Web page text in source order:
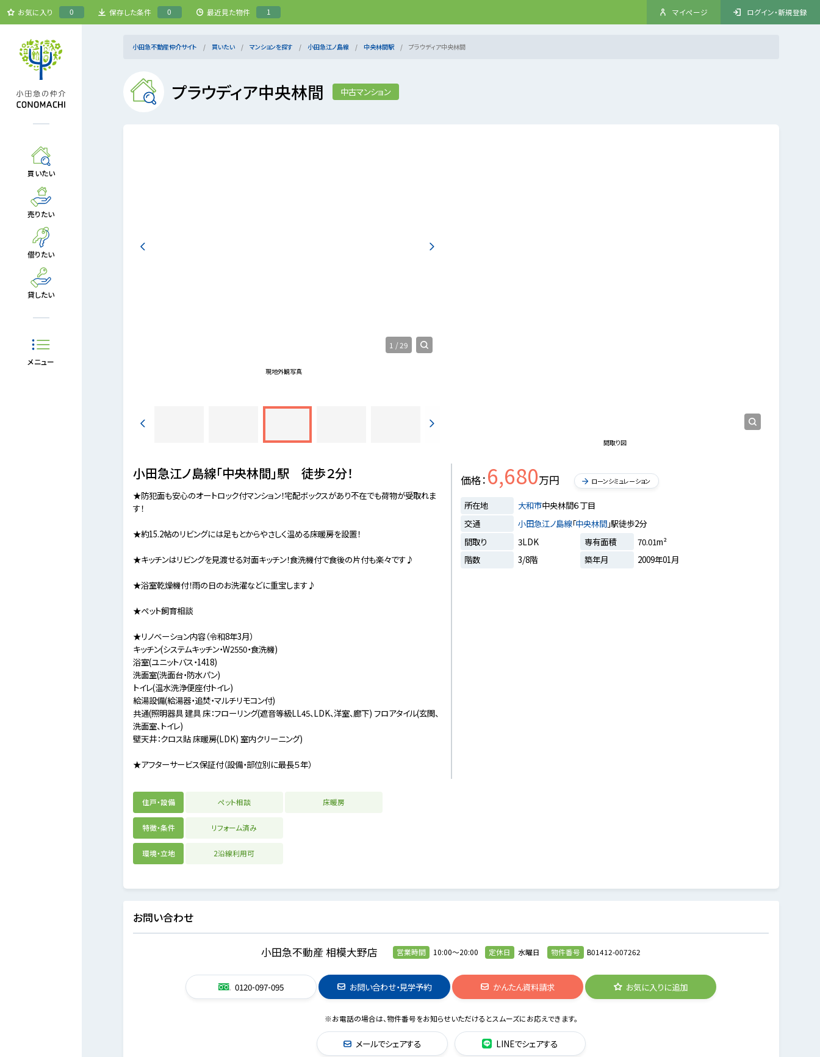
お気に入り 0 保存した条件 0 最近見た物件 1 マイページ ログイン・新規登録
買いたい
売りたい
借りたい
貸したい
メニュー
小田急不動産仲介サイト 買いたい マンションを探す 小田急江ノ島線 中央林間駅 プラウディア中央林間
プラウディア中央林間 中古マンション
現地外観写真
1 / 29
間取り図
小田急江ノ島線「中央林間」駅 徒歩２分！
★防犯面も安心のオートロック付マンション！宅配ボックスがあり不在でも荷物が受取れま
す！
★約15.2帖のリビングには足もとからやさしく温める床暖房を設置！
★キッチンはリビングを見渡せる対面キッチン！食洗機付で食後の片付も楽々です♪
★浴室乾燥機付！雨の日のお洗濯などに重宝します♪
★ペット飼育相談
★リノベーション内容（令和8年3月）
キッチン(システムキッチン・W2550・食洗機)
浴室(ユニットバス・1418)
洗面室(洗面台・防水パン)
トイレ(温水洗浄便座付トイレ)
給湯設備(給湯器・追焚・マルチリモコン付)
共通(照明器具 建具 床：フローリング(遮音等級LL45、LDK、洋室、廊下) フロアタイル(玄関、
洗面室、トイレ)
壁天井：クロス貼 床暖房(LDK) 室内クリーニング)
★アフターサービス保証付（設備・部位別に最長５年）
価格 6,680万円 ローンシミュレーション
所在地 大和市中央林間６丁目
交通
小田急江ノ島線「中央林間」駅徒歩2分
間取り
3LDK 専有面積
70.01m²
階数
3/8階 築年月 2009年01月
住戸・設備 ペット相談 床暖房
特徴・条件 リフォーム済み
環境・立地 2沿線利用可
お問い合わせ
小田急不動産 相模大野店 営業時間 10:00～20:00 定休日 水曜日 物件番号 B01412-007262
0120-097-095 お問い合わせ・見学予約 かんたん資料請求 お気に入りに追加
※お電話の場合は、物件番号をお知らせいただけるとスムーズにお応えできます。
メールでシェアする LINEでシェアする